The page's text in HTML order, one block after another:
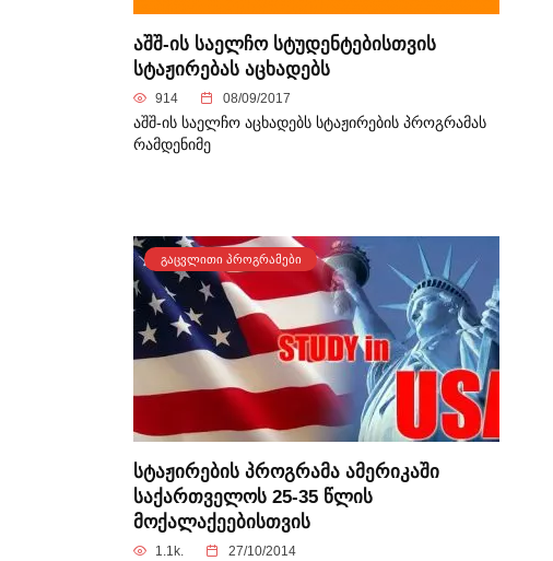
აშშ-ის საელჩო სტუდენტებისთვის
სტაჟირებას აცხადებს
914 08/09/2017
აშშ-ის საელჩო აცხადებს სტაჟირების პროგრამას
რამდენიმე
ᲒᲐᲪᲕᲚᲘᲗᲘ ᲞᲠᲝᲒᲠᲐᲛᲔᲑᲘ
სტაჟირების პროგრამა ამერიკაში
საქართველოს 25-35 წლის
მოქალაქეებისთვის
1.1k. 27/10/2014